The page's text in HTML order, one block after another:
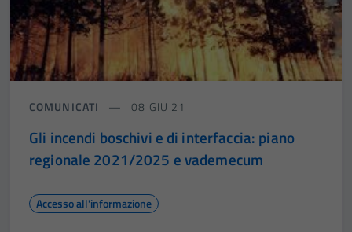
COMUNICATI 08 GIU 21
Gli incendi boschivi e di interfaccia: piano
regionale 2021/2025 e vademecum
Accesso all'informazione